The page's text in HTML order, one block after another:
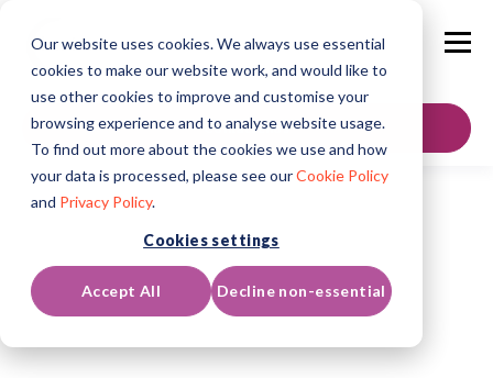
Our website uses cookies. We always use essential
cookies to make our website work, and would like to
use other cookies to improve and customise your
browsing experience and to analyse website usage.
To find out more about the cookies we use and how
your data is processed, please see ourCookie Policy
and Privacy Policy.
Cookies settings
Accept All Decline non-essential
Contáctenos